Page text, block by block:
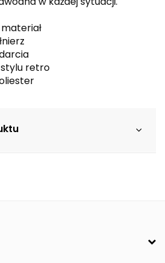
retro